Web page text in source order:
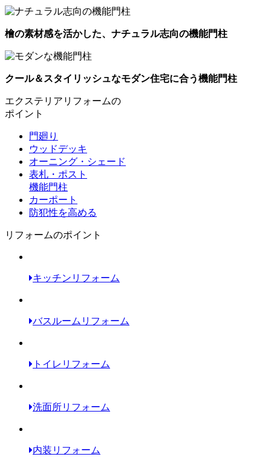
檜の素材感を活かした、ナチュラル志向の機能門柱
クール＆スタイリッシュなモダン住宅に合う機能門柱
エクステリアリフォームの
ポイント
門廻り
ウッドデッキ
オーニング・シェード
表札・ポスト
機能門柱
カーポート
防犯性を高める
リフォームのポイント
キッチンリフォーム
バスルームリフォーム
トイレリフォーム
洗面所リフォーム
内装リフォーム